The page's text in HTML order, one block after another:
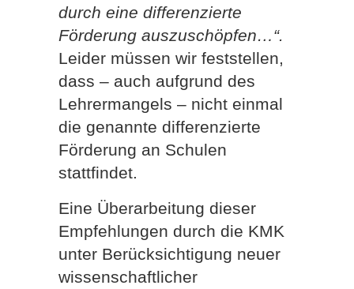
durch eine differenzierte
Förderung auszuschöpfen…“.
Leider müssen wir feststellen,
dass – auch aufgrund des
Lehrermangels – nicht einmal
die genannte differenzierte
Förderung an Schulen
stattfindet.
Eine Überarbeitung dieser
Empfehlungen durch die KMK
unter Berücksichtigung neuer
wissenschaftlicher